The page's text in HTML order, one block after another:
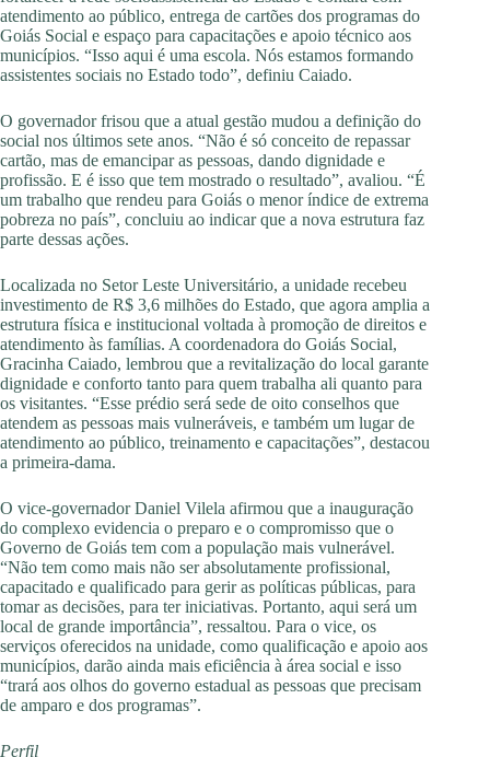
atendimento ao público, entrega de cartões dos programas do
Goiás Social e espaço para capacitações e apoio técnico aos
municípios. “Isso aqui é uma escola. Nós estamos formando
assistentes sociais no Estado todo”, definiu Caiado.
O governador frisou que a atual gestão mudou a definição do
social nos últimos sete anos. “Não é só conceito de repassar
cartão, mas de emancipar as pessoas, dando dignidade e
profissão. E é isso que tem mostrado o resultado”, avaliou. “É
um trabalho que rendeu para Goiás o menor índice de extrema
pobreza no país”, concluiu ao indicar que a nova estrutura faz
parte dessas ações.
Localizada no Setor Leste Universitário, a unidade recebeu
investimento de R$ 3,6 milhões do Estado, que agora amplia a
estrutura física e institucional voltada à promoção de direitos e
atendimento às famílias. A coordenadora do Goiás Social,
Gracinha Caiado, lembrou que a revitalização do local garante
dignidade e conforto tanto para quem trabalha ali quanto para
os visitantes. “Esse prédio será sede de oito conselhos que
atendem as pessoas mais vulneráveis, e também um lugar de
atendimento ao público, treinamento e capacitações”, destacou
a primeira-dama.
O vice-governador Daniel Vilela afirmou que a inauguração
do complexo evidencia o preparo e o compromisso que o
Governo de Goiás tem com a população mais vulnerável.
“Não tem como mais não ser absolutamente profissional,
capacitado e qualificado para gerir as políticas públicas, para
tomar as decisões, para ter iniciativas. Portanto, aqui será um
local de grande importância”, ressaltou. Para o vice, os
serviços oferecidos na unidade, como qualificação e apoio aos
municípios, darão ainda mais eficiência à área social e isso
“trará aos olhos do governo estadual as pessoas que precisam
de amparo e dos programas”.
Perfil